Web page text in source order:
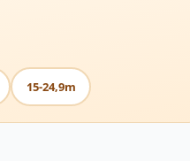
15-24,9m